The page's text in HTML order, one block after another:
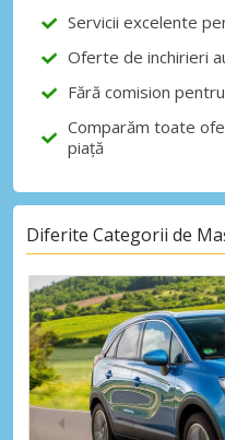
Servicii excelente
Oferte de inchirieri
Fără comision
Comparăm toate
piață
Diferite Categorii de